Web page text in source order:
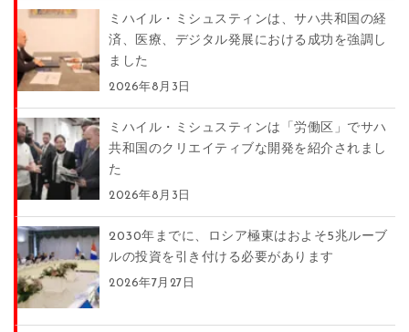
ミハイル・ミシュスティンは、サハ共和国の経
済、医療、デジタル発展における成功を強調し
ました
2026年8月3日
ミハイル・ミシュスティンは「労働区」でサハ
共和国のクリエイティブな開発を紹介されまし
た
2026年8月3日
2030年までに、ロシア極東はおよそ5兆ルーブ
ルの投資を引き付ける必要があります
2026年7月27日